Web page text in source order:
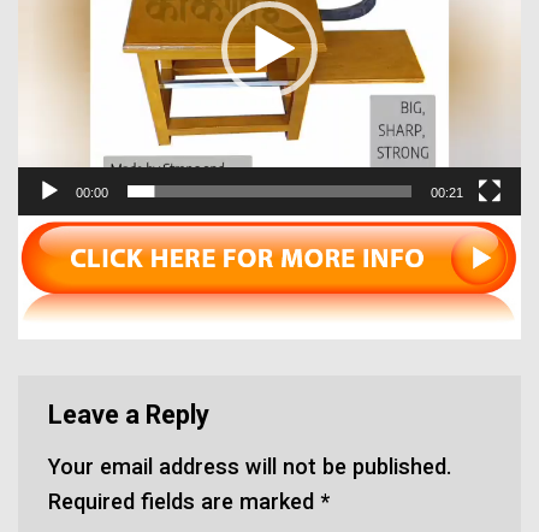
00:00 00:21
Leave a Reply
Your email address will not be published.
Required fields are marked *